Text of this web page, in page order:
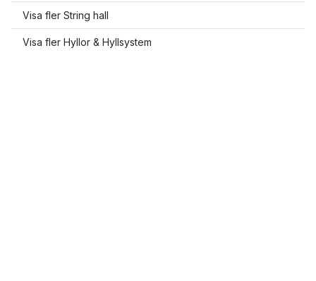
Visa fler String hall
Visa fler Hyllor & Hyllsystem